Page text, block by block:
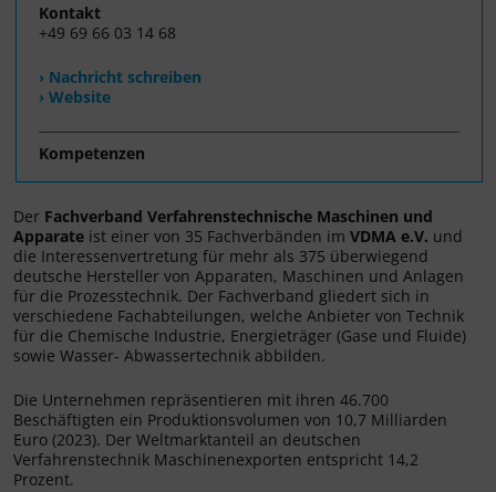
Kontakt
+49 69 66 03 14 68
› Nachricht schreiben
› Website
Kompetenzen
Der Fachverband Verfahrenstechnische Maschinen und
Apparate ist einer von 35 Fachverbänden im VDMA e.V. und
die Interessenvertretung für mehr als 375 überwiegend
deutsche Hersteller von Apparaten, Maschinen und Anlagen
für die Prozesstechnik. Der Fachverband gliedert sich in
verschiedene Fachabteilungen, welche Anbieter von Technik
für die Chemische Industrie, Energieträger (Gase und Fluide)
sowie Wasser- Abwassertechnik abbilden.
Die Unternehmen repräsentieren mit ihren 46.700
Beschäftigten ein Produktionsvolumen von 10,7 Milliarden
Euro (2023). Der Weltmarktanteil an deutschen
Verfahrenstechnik Maschinenexporten entspricht 14,2
Prozent.